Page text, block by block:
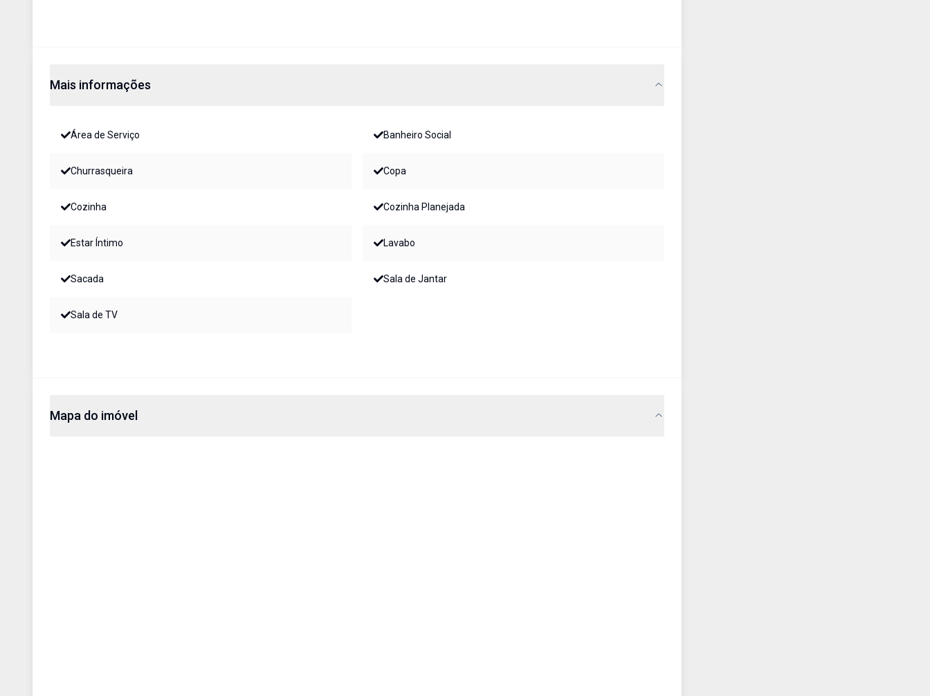
Mais informações
Área de Serviço Banheiro Social
Churrasqueira Copa
Cozinha Cozinha Planejada
Estar Íntimo Lavabo
Sacada Sala de Jantar
Sala de TV
Mapa do imóvel